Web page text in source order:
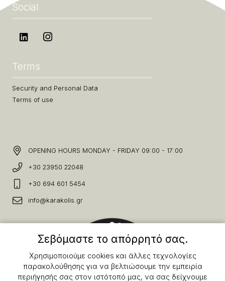
Social
Terms
Security and Personal Data
Terms of use
OPENING HOURS MONDAY - FRIDAY 09:00 - 17:00
+30 23950 22048
+30 694 601 5454
info@karakolis.gr
Σεβόμαστε το απόρρητό σας.
Χρησιμοποιούμε cookies και άλλες τεχνολογίες
παρακολούθησης για να βελτιώσουμε την εμπειρία
περιήγησής σας στον ιστότοπό μας, να σας δείχνουμε